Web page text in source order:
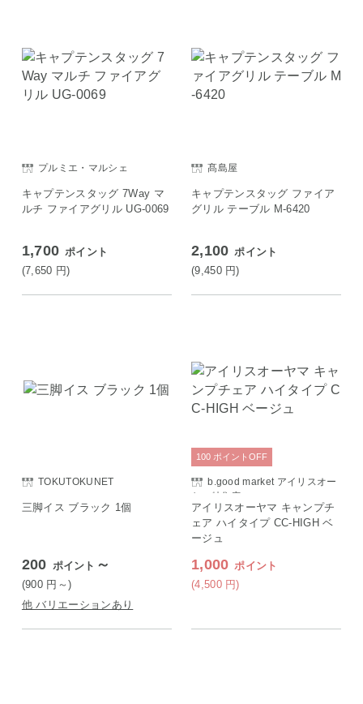
プルミエ・マルシェ
キャプテンスタッグ 7Way マ
ルチ ファイアグリル UG-0069
1,700 ポイント
(7,650 円)
髙島屋
キャプテンスタッグ ファイア
グリル テーブル M-6420
2,100 ポイント
(9,450 円)
TOKUTOKUNET
三脚イス ブラック 1個
200 ポイント ～
(900 円 ～)
他 バリエーションあり
b.good market アイリスオー
ヤマ特集店
アイリスオーヤマ キャンプチ
ェア ハイタイプ CC-HIGH ベ
ージュ
1,000 ポイント
(4,500 円)
100 ポイント OFF